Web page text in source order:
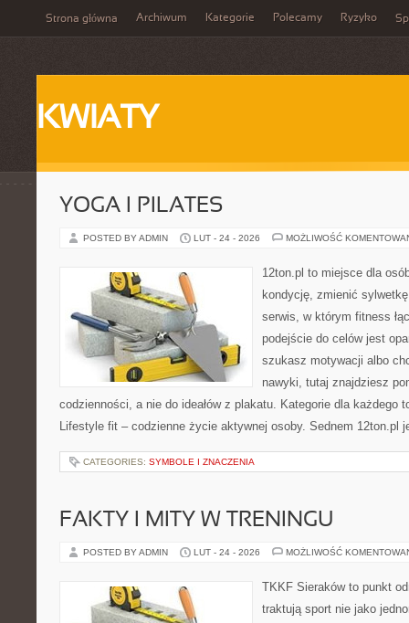
Strona główna Archiwum Kategorie Polecamy Ryzyko
KWIATY
YOGA I PILATES
POSTED BY ADMIN LUT - 24 - 2026 MOŻLIWOŚĆ
12ton.pl to miejsce dla
kondycję, zmienić
serwis, w którym fitness
podejście do celów jest
szukasz motywacji albo
nawyki, tutaj znajdziesz
codzienności, a nie do ideałów z plakatu. Kategorie dla każdego
Lifestyle fit – codzienne życie aktywnej osoby. Sednem 12ton.pl
CATEGORIES: SYMBOLE I ZNACZENIA
FAKTY I MITY W TRENINGU
POSTED BY ADMIN LUT - 24 - 2026 MOŻLIWOŚĆ
TKKF Sieraków to punkt
traktują sport nie jako